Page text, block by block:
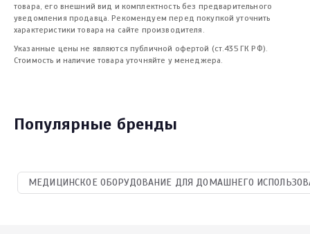
товара, его внешний вид и комплектность без предварительного
уведомления продавца. Рекомендуем перед покупкой уточнить
характеристики товара на сайте производителя.
Указанные цены не являются публичной офертой (ст.435 ГК РФ).
Стоимость и наличие товара уточняйте у менеджера.
Популярные бренды
МЕДИЦИНСКОЕ ОБОРУДОВАНИЕ ДЛЯ ДОМАШНЕГО